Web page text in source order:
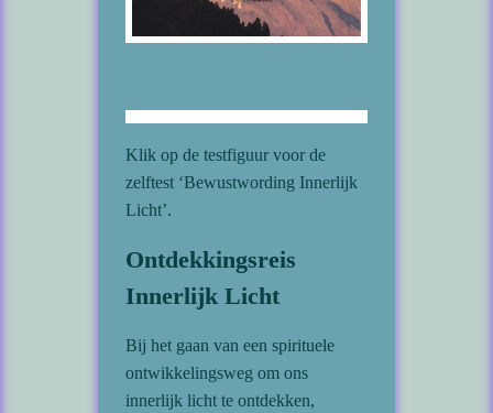
Klik op de testfiguur voor de
zelftest ‘Bewustwording Innerlijk
Licht’.
Ontdekkingsreis
Innerlijk Licht
Bij het gaan van een spirituele
ontwikkelingsweg om ons
innerlijk licht te ontdekken,